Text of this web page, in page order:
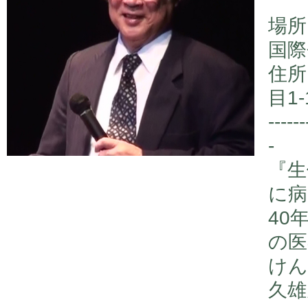
場
国
住
目
-
『
に
40
の
け
久